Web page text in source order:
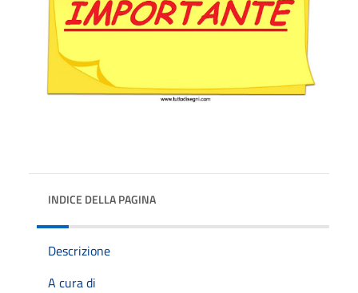
INDICE DELLA PAGINA
Descrizione
A cura di